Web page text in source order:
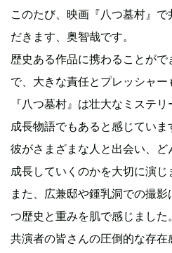
このたび、映画『八つ墓村』
だきます、奥智哉です。
歴史ある作品に携わることが
で、大きな責任とプレッシャー
『八つ墓村』は壮大なミステ
成長物語でもあると感じていま
彼がさまざまな人と出会い、
成長していくのかを大切に演じ
また、広兼邸や鍾乳洞での撮
つ歴史と重みを肌で感じました。
共演者の皆さんの圧倒的な存